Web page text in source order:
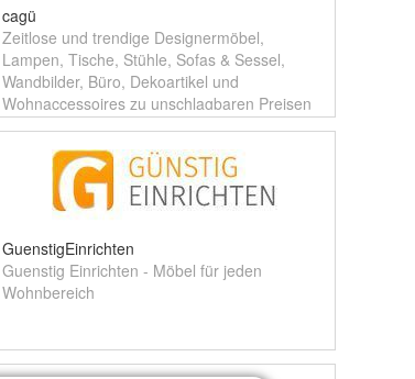
cagü
Zeitlose und trendige Designermöbel,
Lampen, Tische, Stühle, Sofas & Sessel,
Wandbilder, Büro, Dekoartikel und
Wohnaccessoires zu unschlagbaren Preisen
inkl. Versandkosten für Deutschland -
Möbeldesig
GuenstigEinrichten
Guenstig Einrichten - Möbel für jeden
Wohnbereich